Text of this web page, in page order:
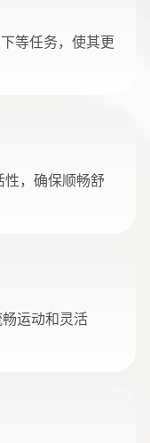
等任务，使其更
性，确保顺畅舒
运动和灵活